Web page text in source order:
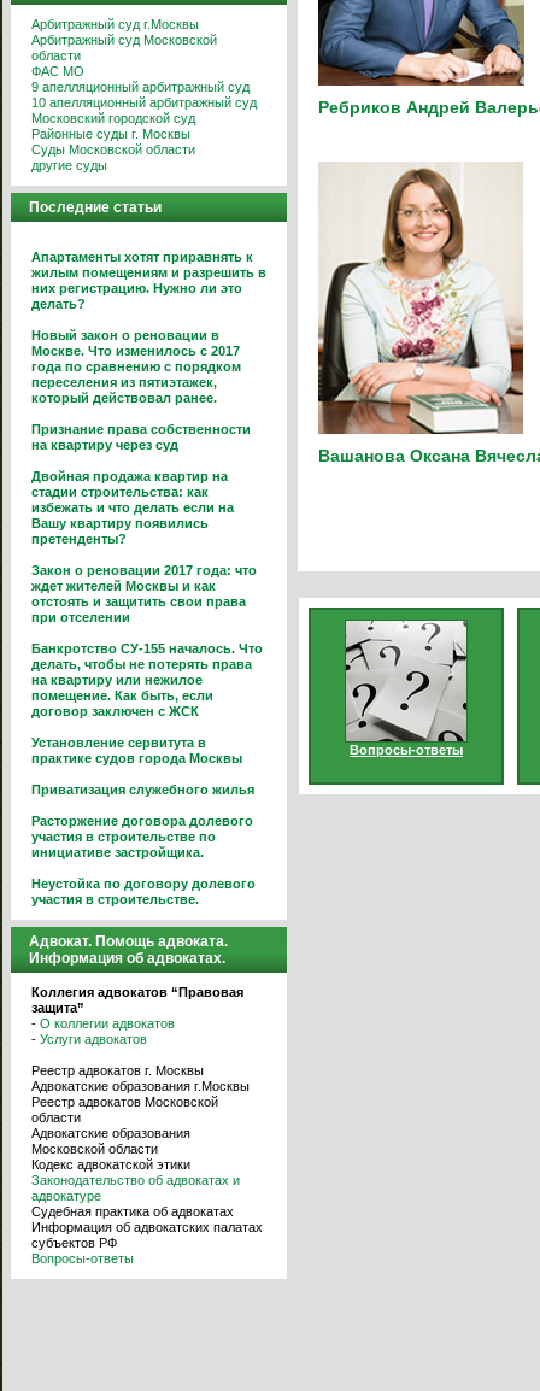
Арбитражный суд г.Москвы
Арбитражный суд Московской
области
ФАС МО
9 апелляционный арбитражный суд
10 апелляционный арбитражный суд
Московский городской суд
Районные суды г. Москвы
Суды Московской области
другие суды
Последние статьи
Апартаменты хотят приравнять к
жилым помещениям и разрешить в
них регистрацию. Нужно ли это
делать?
Новый закон о реновации в
Москве. Что изменилось с 2017
года по сравнению с порядком
переселения из пятиэтажек,
который действовал ранее.
Признание права собственности
на квартиру через суд
Двойная продажа квартир на
стадии строительства: как
избежать и что делать если на
Вашу квартиру появились
претенденты?
Закон о реновации 2017 года: что
ждет жителей Москвы и как
отстоять и защитить свои права
при отселении
Банкротство СУ-155 началось. Что
делать, чтобы не потерять права
на квартиру или нежилое
помещение. Как быть, если
договор заключен с ЖСК
Установление сервитута в
практике судов города Москвы
Приватизация служебного жилья
Расторжение договора долевого
участия в строительстве по
инициативе застройщика.
Неустойка по договору долевого
участия в строительстве.
Адвокат. Помощь адвоката.
Информация об адвокатах.
Коллегия адвокатов “Правовая
защита”
- О коллегии адвокатов
- Услуги адвокатов
Реестр адвокатов г. Москвы
Адвокатские образования г.Москвы
Реестр адвокатов Московской
области
Адвокатские образования
Московской области
Кодекс адвокатской этики
Законодательство об адвокатах и
адвокатуре
Судебная практика об адвокатах
Информация об адвокатских палатах
субъектов РФ
Вопросы-ответы
Ребриков Андрей
Вашанова Оксана
Вопросы-ответы